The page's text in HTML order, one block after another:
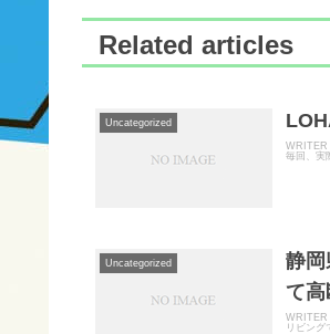
Related articles
Uncategorized
WRITER
毎回、実
Uncategorized
静
て
WRITER
リビング